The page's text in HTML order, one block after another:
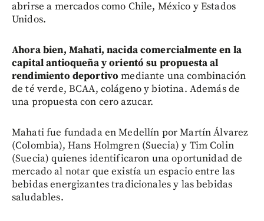
abrirse a mercados como Chile, México y Estados
Unidos.
Ahora bien, Mahati, nacida comercialmente en la
capital antioqueña y orientó su propuesta al
rendimiento deportivo mediante una combinación
de té verde, BCAA, colágeno y biotina. Además de
una propuesta con cero azucar.
Mahati fue fundada en Medellín por Martín Álvarez
(Colombia), Hans Holmgren (Suecia) y Tim Colin
(Suecia) quienes identificaron una oportunidad de
mercado al notar que existía un espacio entre las
bebidas energizantes tradicionales y las bebidas
saludables.